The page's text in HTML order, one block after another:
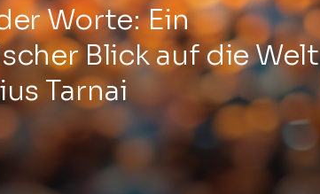
Worte: Ein
Blick auf die Welt
Tarnai